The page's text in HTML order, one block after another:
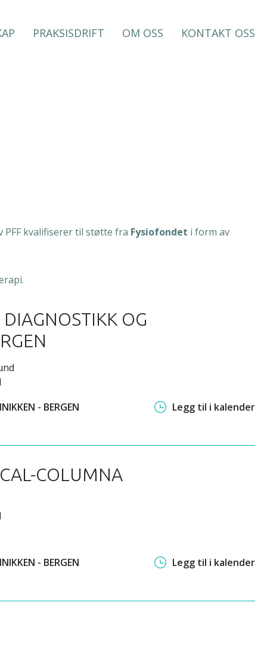
PRAKSISDRIFT OM OSS KONTAKT OSS
PFF kvalifiserer til støtte fra Fysiofondet i form av
OG
- BERGEN Legg til i kalender
COLUMNA
- BERGEN Legg til i kalender